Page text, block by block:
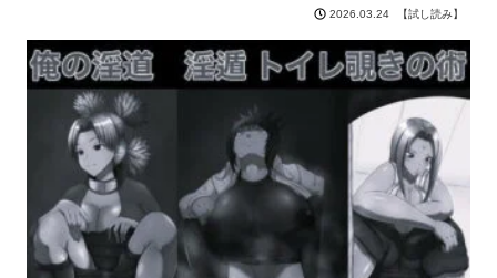
2026.03.24 【試し読み】